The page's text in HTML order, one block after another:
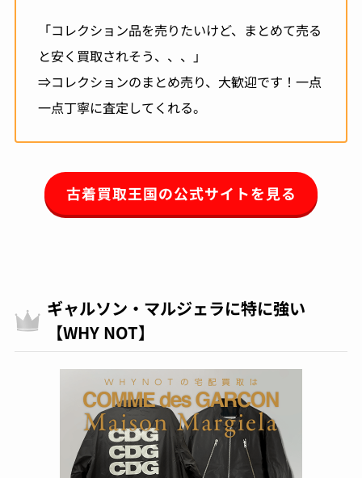
「コレクション品を売りたいけど、まとめて売る
と安く買取されそう、、、」
⇒コレクションのまとめ売り、大歓迎です！一点
一点丁寧に査定してくれる。
古着買取王国の公式サイトを見る
ギャルソン・マルジェラに特に強い
【WHY NOT】